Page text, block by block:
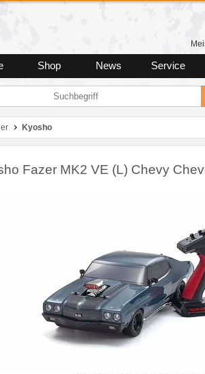
Shop News Service
Kyosho
Fazer MK2 VE (L) Chevy